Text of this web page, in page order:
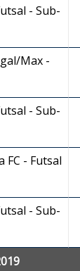
- Sub-
Max -
- Sub-
FC - Futsal
- Sub-